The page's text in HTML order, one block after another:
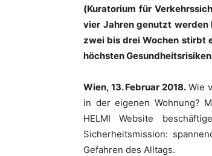
(Kuratorium für
vier Jahren genutzt werden
zwei bis drei Wochen stirbt
höchsten
Wien, 13. Februar 2018.Wie
in der eigenen Wohnung?
HELMI Website
Sicherheitsmission:
Gefahren des Alltags.